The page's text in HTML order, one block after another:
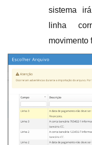
sistema
linha
movimento